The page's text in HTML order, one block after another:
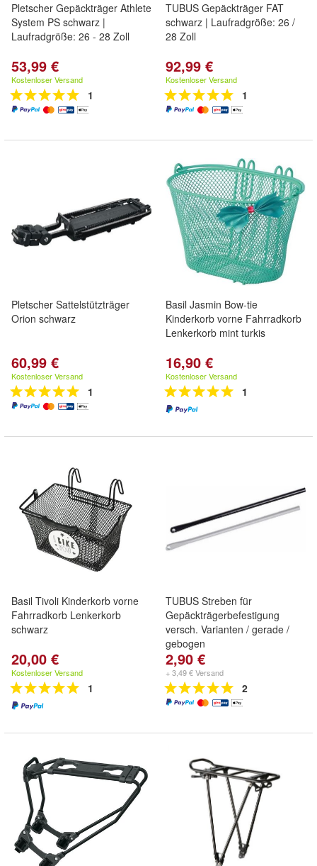
Pletscher Gepäckträger Athlete
System PS schwarz |
Laufradgröße: 26 - 28 Zoll
53,99 €
Kostenloser Versand
1
TUBUS Gepäckträger FAT
schwarz | Laufradgröße: 26 /
28 Zoll
92,99 €
Kostenloser Versand
1
Pletscher Sattelstützträger
Orion schwarz
60,99 €
Kostenloser Versand
1
Basil Jasmin Bow-tie
Kinderkorb vorne Fahrradkorb
Lenkerkorb mint turkis
16,90 €
Kostenloser Versand
1
Basil Tivoli Kinderkorb vorne
Fahrradkorb Lenkerkorb
schwarz
20,00 €
Kostenloser Versand
1
TUBUS Streben für
Gepäckträgerbefestigung
versch. Varianten / gerade /
gebogen
2,90 €
+ 3,49 € Versand
2